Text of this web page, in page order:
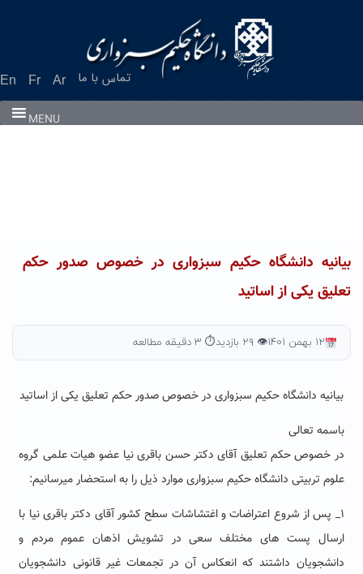
En Fr Ar تماس با ما
MENU
بیانیه دانشگاه حکیم سبزواری در خصوص صدور حکم
تعلیق یکی از اساتید
۱۲ بهمن ۱۴۰۱ 👁 ۲۹ بازدید ⏱ ۳ دقیقه مطالعه
بیانیه دانشگاه حکیم سبزواری در خصوص صدور حکم تعلیق یکی از اساتید
باسمه تعالی
در خصوص حکم تعلیق آقای دکتر حسن باقری نیا عضو هیات علمی گروه
علوم تربیتی دانشگاه حکیم سبزواری موارد ذیل را به استحضار میرسانیم:
۱_ پس از شروع اعتراضات و اغتشاشات سطح کشور آقای دکتر باقری نیا با
ارسال پست های مختلف سعی در تشویش اذهان عموم مردم و
دانشجویان داشتند که انعکاس آن در تجمعات غیر قانونی دانشجویان